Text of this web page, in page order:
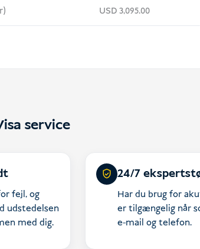
USD3,095.00
service
fejl, og
udstedelsen
med dig.
24/7
Har du brug for
er tilgængelig når
e-mail og telefon.